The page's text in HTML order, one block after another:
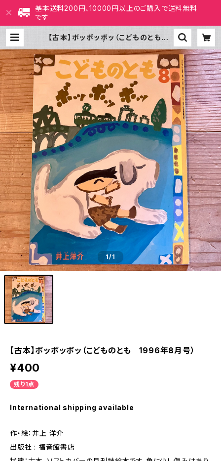
基本送料200円、10000円以上のご購入で送料無料
です
【古本】ボッボッボッ（こどものとも 1
絵本・新刊本・古本
1/1
【古本】ボッボッボッ（こどものとも 1996年8月号）
¥400
残り1点
International shipping available
作・絵：井上 洋介
出版社 : 福音館書店